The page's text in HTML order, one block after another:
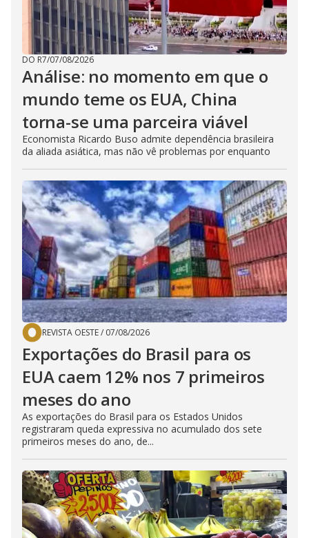
DO R7/07/08/2026
Análise: no momento em que o
mundo teme os EUA, China
torna-se uma parceira viável
Economista Ricardo Buso admite dependência brasileira
da aliada asiática, mas não vê problemas por enquanto
REVISTA OESTE/ 07/08/2026
Exportações do Brasil para os
EUA caem 12% nos 7 primeiros
meses do ano
As exportações do Brasil para os Estados Unidos
registraram queda expressiva no acumulado dos sete
primeiros meses do ano, de...